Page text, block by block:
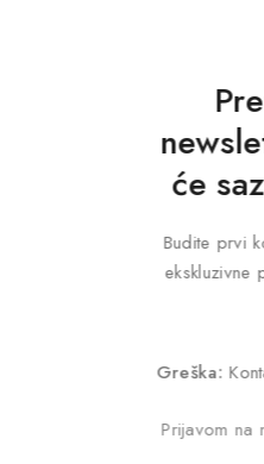
će
Budite prvi
ekskluzivne
Greška:
Prijavom na